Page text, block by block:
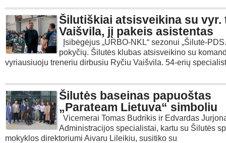
Šilutiškiai atsisveikina su vyr.
Vaišvila, jį pakeis asistentas
Įsibėgėjus „URBO-NKL“ sezonui „Šilutė-
pokyčių. Šilutės klubas atsisveikino su
vyriausiuoju treneriu dirbusiu Ryčiu Vaišvila. 54-erių
Šilutės baseinas papuoštas
„Parateam Lietuva“ simboliu
Vicemerai Tomas Budrikis ir Edvardas
Administracijos specialistai, kartu su Šilutės
mokyklos direktoriumi Aivaru Lileikiu, susitiko su